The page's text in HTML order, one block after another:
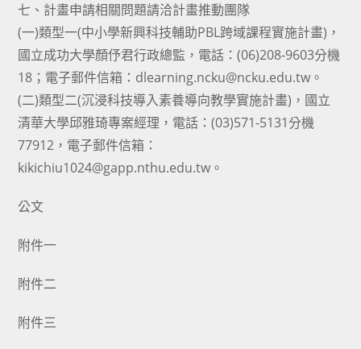
七、計畫申請相關問題請洽計畫推動團隊
(一)類型一(中小學新興科技輔助PBL跨域課程實施計畫)，
國立成功大學顏伃君行政總監，電話：(06)208-9603分機
18；電子郵件信箱：dlearning.ncku@ncku.edu.tw。
(二)類型二(沉浸科技導入素養導向教學實施計畫)，國立
清華大學邱雅琦專案經理，電話：(03)571-5131分機
77912，電子郵件信箱：
kikichiu1024@gapp.nthu.edu.tw。
公文
附件一
附件二
附件三